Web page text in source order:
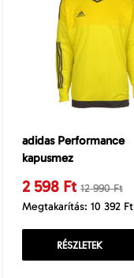
adidas Performance
kapusmez
2 598 Ft 12 990 Ft
Megtakarítás: 10 392 Ft
RÉSZLETEK